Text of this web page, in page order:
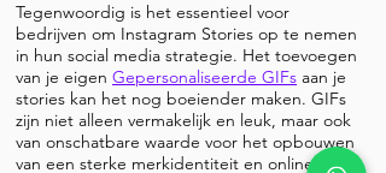
Tegenwoordig is het essentieel voor
bedrijven om Instagram Stories op te nemen
in hun social media strategie. Het toevoegen
van je eigen Gepersonaliseerde GIFs aan je
stories kan het nog boeiender maken. GIFs
zijn niet alleen vermakelijk en leuk, maar ook
van onschatbare waarde voor het opbouwen
van een sterke merkidentiteit en online